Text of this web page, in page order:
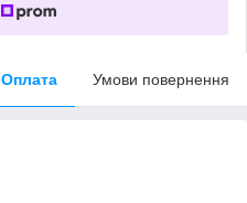
Оплата Умови повернення